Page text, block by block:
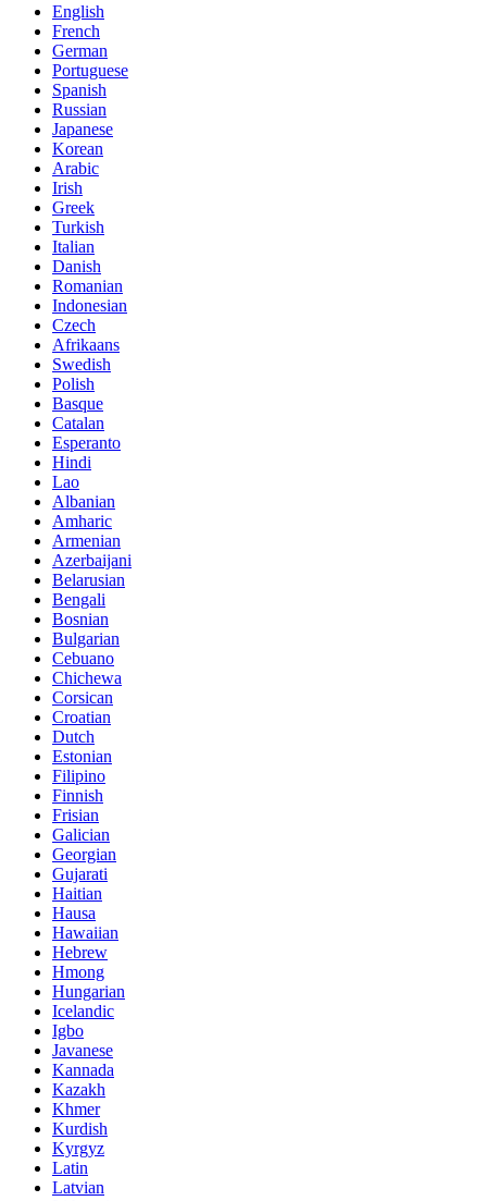
English
French
German
Portuguese
Spanish
Russian
Japanese
Korean
Arabic
Irish
Greek
Turkish
Italian
Danish
Romanian
Indonesian
Czech
Afrikaans
Swedish
Polish
Basque
Catalan
Esperanto
Hindi
Lao
Albanian
Amharic
Armenian
Azerbaijani
Belarusian
Bengali
Bosnian
Bulgarian
Cebuano
Chichewa
Corsican
Croatian
Dutch
Estonian
Filipino
Finnish
Frisian
Galician
Georgian
Gujarati
Haitian
Hausa
Hawaiian
Hebrew
Hmong
Hungarian
Icelandic
Igbo
Javanese
Kannada
Kazakh
Khmer
Kurdish
Kyrgyz
Latin
Latvian